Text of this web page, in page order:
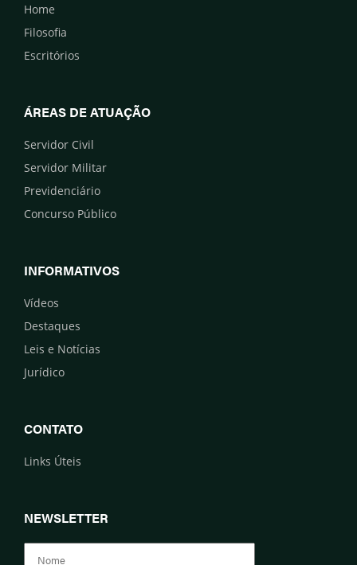
Home
Filosofia
Escritórios
ÁREAS DE ATUAÇÃO
Servidor Civil
Servidor Militar
Previdenciário
Concurso Público
INFORMATIVOS
Vídeos
Destaques
Leis e Notícias
Jurídico
CONTATO
Links Úteis
NEWSLETTER